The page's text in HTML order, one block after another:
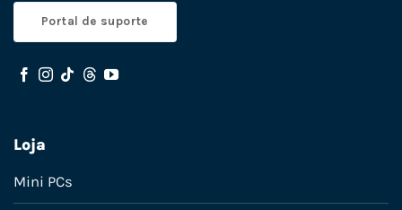
Portal de suporte
Loja
Mini PCs